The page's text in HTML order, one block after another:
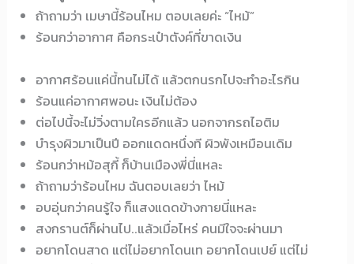
ถ้าถามว่า เมษานี้ร้อนไหม ตอบเลยค่ะ “ไหม้”
ร้อนกว่าอากาศ คือกระเป๋าตังค์ที่ขาดเงิน
อากาศร้อนแค่นี้ทนไม่ได้ แล้วตกนรกไปจะทำอะไรกิน
ร้อนแค่อากาศพอนะ เงินไม่ต้อง
ต่อไปนี้จะไม่วิ่งตามใครอีกแล้ว นอกจากรถไอติม
บำรุงผิวมาเป็นปี ออกแดดหนึ่งที ผิวพังเหมือนเดิม
ร้อนกว่าหม้อสุกี้ ก็บ้านเมืองพี่นี่แหละ
ถ้าถามว่าร้อนไหม ฉันตอบเลยว่า ไหม้
อบอุ่นกว่าคนรู้ใจ ก็แสงแดดข้างกายนี่แหละ
สงกรานต์ก็ผ่านไป..แล้วเมื่อไหร่ คนมีใจจะผ่านมา
อยากโดนสาด แต่ไม่อยากโดนเท อยากโดนเปย์ แต่ไม่